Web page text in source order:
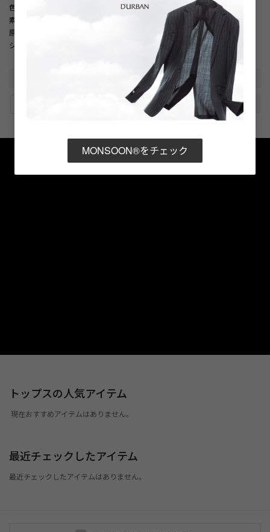
色
素材
原産国
シーズン
URLをコピー
トップスの人気アイテム
現在おすすめアイテムはありません。
最近チェックしたアイテム
最近チェックしたアイテムはありません。
MONSOON®をチェック